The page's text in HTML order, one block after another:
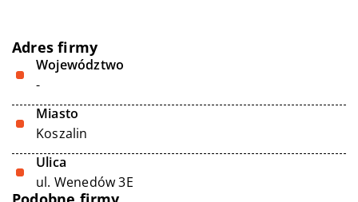
Adres firmy
Województwo
-
Miasto
Koszalin
Ulica
ul. Wenedów 3E